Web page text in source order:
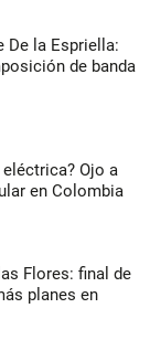
De la Espriella:
de banda
Ojo a
en Colombia
Flores: final de
planes en